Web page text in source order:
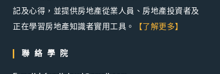
記及心得，並提供房地產從業人員、房地產投資者及
正在學習房地產知識者實用工具。
【了解更多】
聯絡學院